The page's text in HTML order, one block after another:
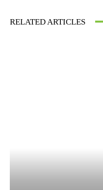
RELATED ARTICLES